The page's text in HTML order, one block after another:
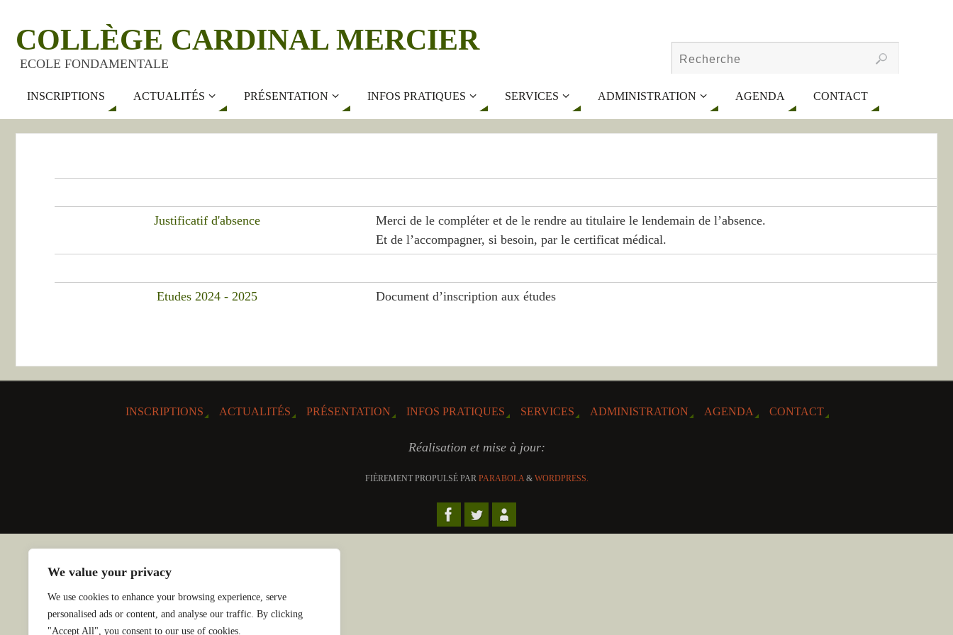
We value your privacy
We use cookies to enhance your browsing experience, serve
personalised ads or content, and analyse our traffic. By clicking
"Accept All", you consent to our use of cookies.
COLLÈGE CARDINAL MERCIER
ECOLE FONDAMENTALE
INSCRIPTIONS ACTUALITÉS PRÉSENTATION INFOS PRATIQUES SERVICES ADMINISTRATION AGENDA CONTACT
Justificatif d'absence
Merci de le compléter et de le rendre au titulaire le lendemain de l’absence.
Et de l’accompagner, si besoin, par le certificat médical.
Etudes 2024 - 2025 Document d’inscription aux études
INSCRIPTIONS ACTUALITÉS PRÉSENTATION INFOS PRATIQUES SERVICES ADMINISTRATION AGENDA CONTACT
Réalisation et mise à jour:
FIÈREMENT PROPULSÉ PAR PARABOLA& WORDPRESS.